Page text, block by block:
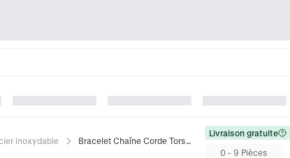
inoxydable Bracelet Chaîne Corde Torsadée Acier Inoxydable 316L Poli Minimaliste Bijoux Pour Hommes Femmes Unisexe Style Hip Hop Ajustable
Livraison gratuite
0 - 9 Pièces